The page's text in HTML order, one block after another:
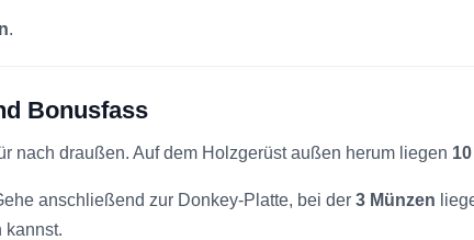
.
Bonusfass
nach draußen. Auf dem Holzgerüst außen herum liegen
anschließend zur Donkey-Platte, bei der 3 Münzen
kannst.